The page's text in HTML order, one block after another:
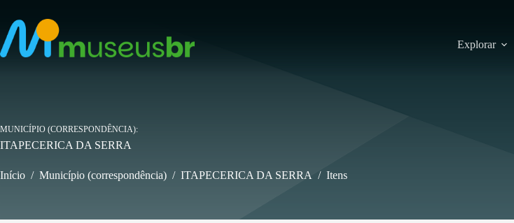
para
conteúdo
Explorar
MUNICÍPIO (CORRESPONDÊNCIA)
ITAPECERICA DA SERRA
Início / Município (correspondência) / ITAPECERICA DA SERRA / Itens